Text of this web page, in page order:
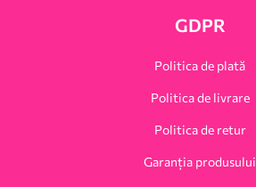
GDPR
Politica de plată
Politica de livrare
Politica de retur
Garanția produsului